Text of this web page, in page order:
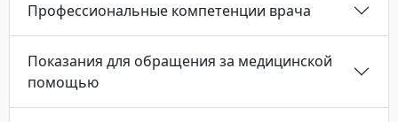
Профессиональные компетенции врача
Показания для обращения за медицинской
помощью